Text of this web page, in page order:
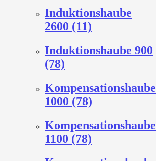
Induktionshaube
2600 (11)
Induktionshaube 900
(78)
Kompensationshaube
1000 (78)
Kompensationshaube
1100 (78)